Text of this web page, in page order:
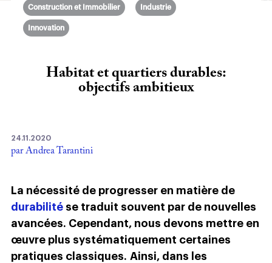
Construction et Immobilier Industrie
Innovation
Habitat et quartiers durables:
objectifs ambitieux
24.11.2020
par Andrea Tarantini
La nécessité de progresser en matière de
durabilité se traduit souvent par de nouvelles
avancées. Cependant, nous devons mettre en
œuvre plus systématiquement certaines
pratiques classiques. Ainsi, dans les